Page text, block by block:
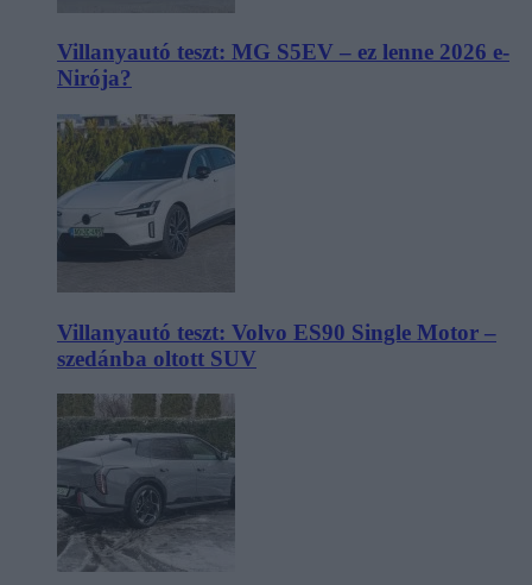
Villanyautó teszt: MG S5EV – ez lenne 2026 e-
Nirója?
Villanyautó teszt: Volvo ES90 Single Motor –
szedánba oltott SUV